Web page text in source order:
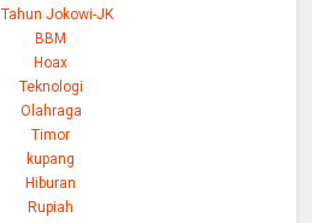
Jokowi-JK
BBM
Hoax
Teknologi
Olahraga
Timor
kupang
Hiburan
Rupiah